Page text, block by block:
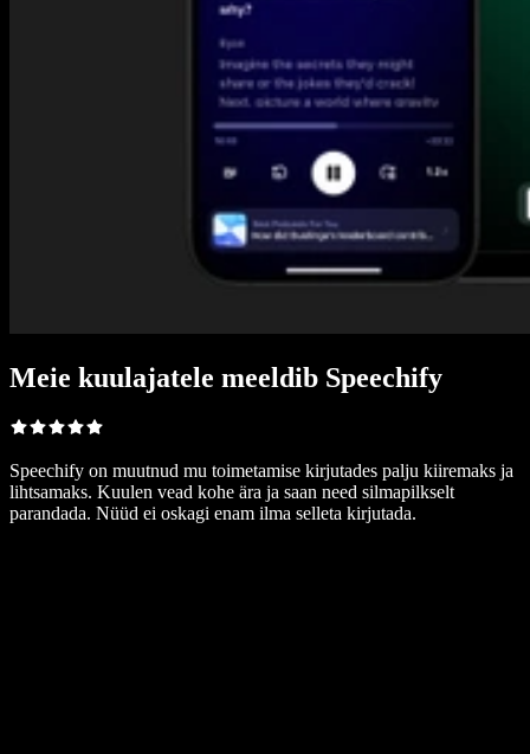
Meie kuulajatele meeldib Speechify
Speechify on muutnud mu toimetamise kirjutades palju kiiremaks ja
lihtsamaks. Kuulen vead kohe ära ja saan need silmapilkselt
parandada. Nüüd ei oskagi enam ilma selleta kirjutada.